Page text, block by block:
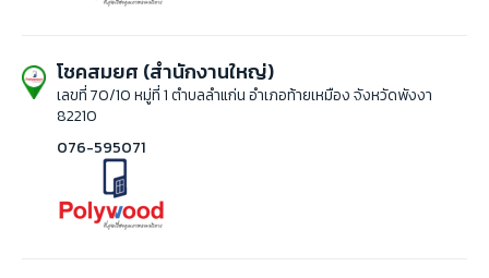
โชคสมยศ (สำนักงานใหญ่)
เลขที่ 70/10 หมู่ที่ 1 ตำบลลำแก่น อำเภอท้ายเหมือง จังหวัดพังงา
82210
076-595071